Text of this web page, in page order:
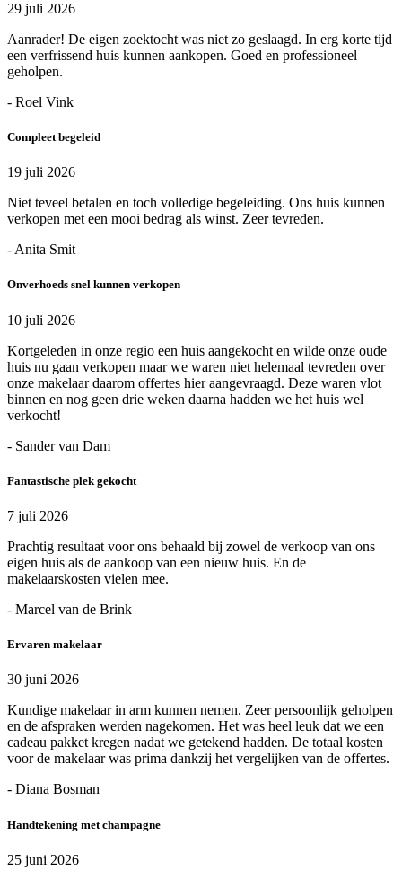
29 juli 2026
Aanrader! De eigen zoektocht was niet zo geslaagd. In erg korte tijd
een verfrissend huis kunnen aankopen. Goed en professioneel
geholpen.
- Roel Vink
Compleet begeleid
19 juli 2026
Niet teveel betalen en toch volledige begeleiding. Ons huis kunnen
verkopen met een mooi bedrag als winst. Zeer tevreden.
- Anita Smit
Onverhoeds snel kunnen verkopen
10 juli 2026
Kortgeleden in onze regio een huis aangekocht en wilde onze oude
huis nu gaan verkopen maar we waren niet helemaal tevreden over
onze makelaar daarom offertes hier aangevraagd. Deze waren vlot
binnen en nog geen drie weken daarna hadden we het huis wel
verkocht!
- Sander van Dam
Fantastische plek gekocht
7 juli 2026
Prachtig resultaat voor ons behaald bij zowel de verkoop van ons
eigen huis als de aankoop van een nieuw huis. En de
makelaarskosten vielen mee.
- Marcel van de Brink
Ervaren makelaar
30 juni 2026
Kundige makelaar in arm kunnen nemen. Zeer persoonlijk geholpen
en de afspraken werden nagekomen. Het was heel leuk dat we een
cadeau pakket kregen nadat we getekend hadden. De totaal kosten
voor de makelaar was prima dankzij het vergelijken van de offertes.
- Diana Bosman
Handtekening met champagne
25 juni 2026